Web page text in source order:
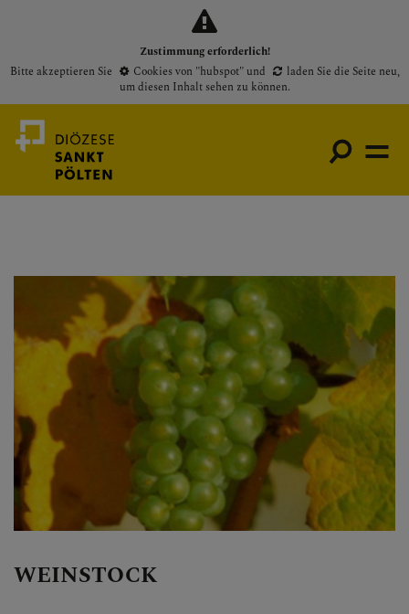
Zustimmung erforderlich!
Bitte akzeptieren Sie
Cookies von "hubspot"und laden Sie die Seite neu,
um diesen Inhalt sehen zu können.
Gottesdienste
Pfarren
Personen
Veranstaltungen
Jobbörse
Pfarrservice
WEINSTOCK